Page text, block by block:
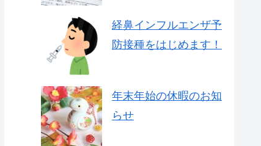
経鼻インフルエンザ予
防接種をはじめます！
年末年始の休暇のお知
らせ